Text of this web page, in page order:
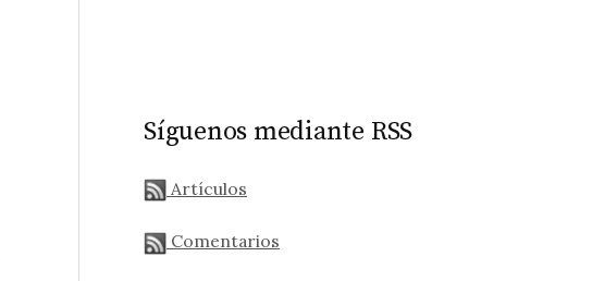
Síguenos mediante RSS
Artículos
Comentarios